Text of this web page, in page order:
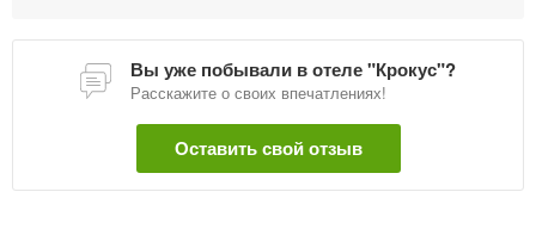
Вы уже побывали в отеле "Крокус"?
Расскажите о своих впечатлениях!
Оставить свой отзыв